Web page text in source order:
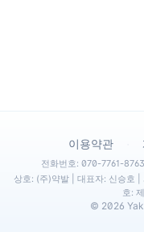
이용약관
전화번호: 070-7761-
상호: (주)약발 | 대표자: 신승호
호:
© 2026